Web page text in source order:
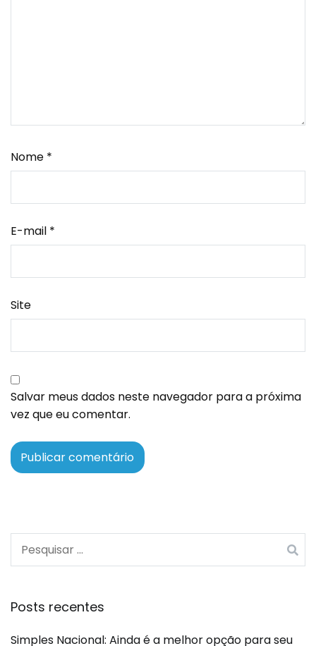
Nome *
E-mail *
Site
Salvar meus dados neste navegador para a próxima
vez que eu comentar.
Posts recentes
Simples Nacional: Ainda é a melhor opção para seu